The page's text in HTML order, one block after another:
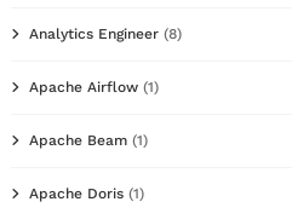
Analytics Engineer (8)
Apache Airflow (1)
Apache Beam (1)
Apache Doris (1)